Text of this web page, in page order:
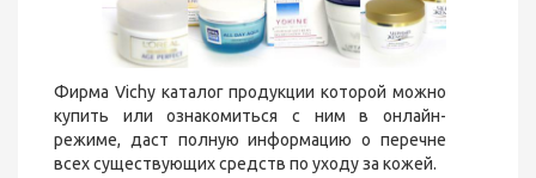
Фирма Vichy каталог продукции которой можно
купить или ознакомиться с ним в онлайн-
режиме, даст полную информацию о перечне
всех существующих средств по уходу за кожей.